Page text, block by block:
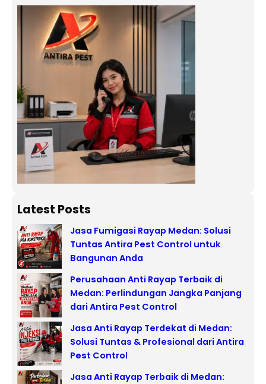
Latest Posts
Jasa Fumigasi Rayap Medan: Solusi
Tuntas Antira Pest Control untuk
Bangunan Anda
Perusahaan Anti Rayap Terbaik di
Medan: Perlindungan Jangka Panjang
dari Antira Pest Control
Jasa Anti Rayap Terdekat di Medan:
Solusi Tuntas & Profesional dari Antira
Pest Control
Jasa Anti Rayap Terbaik di Medan: